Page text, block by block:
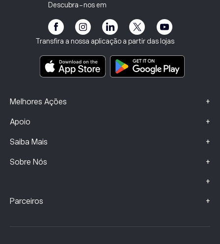
Descubra-nos em
Transfira a nossa aplicação a partir das lojas
Melhores Ações +
Apoio +
Saiba Mais +
eToro Academia
Sobre Nós +
Impressum
+
Regulamentação
Divulgação de riscos
Termos e Condições
Principais documentos informativos
Dados sobre Queixas (Clientes FCA)
Parceiros +
Programa de Afiliados
Clube da eToro
Seguros de Investimento